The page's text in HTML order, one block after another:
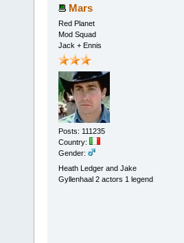
Mars
Red Planet
Mod Squad
Jack + Ennis
Posts: 111235
Country:
Gender:
Heath Ledger and Jake
Gyllenhaal 2 actors 1 legend